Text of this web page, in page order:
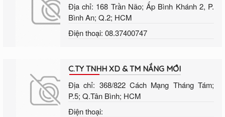
Địa chỉ: 168 Trần Não; Ấp Bình Khánh 2, P.
Bình An; Q.2; HCM
Điện thoại: 08.37400747
C.TY TNHH XD & TM NẮNG MỚI
Địa chỉ: 368/822 Cách Mạng Tháng Tám;
P.5; Q.Tân Bình; HCM
Điện thoại: